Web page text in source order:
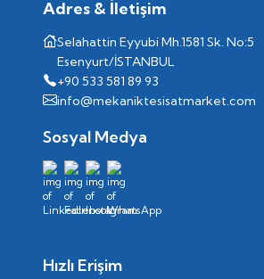
Adres & İletişim
Selahattin Eyyubi Mh.1581 Sk. No:5
Esenyurt/İSTANBUL
+90 533 581 89 93
info@mekaniktesisatmarket.com
Sosyal Medya
Hızlı Erişim